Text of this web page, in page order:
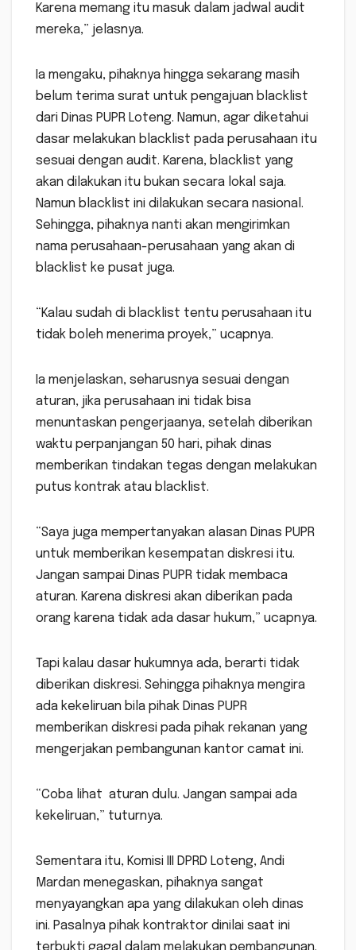
Karena memang itu masuk dalam jadwal audit
mereka,” jelasnya.
Ia mengaku, pihaknya hingga sekarang masih
belum terima surat untuk pengajuan blacklist
dari Dinas PUPR Loteng. Namun, agar diketahui
dasar melakukan blacklist pada perusahaan itu
sesuai dengan audit. Karena, blacklist yang
akan dilakukan itu bukan secara lokal saja.
Namun blacklist ini dilakukan secara nasional.
Sehingga, pihaknya nanti akan mengirimkan
nama perusahaan-perusahaan yang akan di
blacklist ke pusat juga.
“Kalau sudah di blacklist tentu perusahaan itu
tidak boleh menerima proyek,” ucapnya.
Ia menjelaskan, seharusnya sesuai dengan
aturan, jika perusahaan ini tidak bisa
menuntaskan pengerjaanya, setelah diberikan
waktu perpanjangan 50 hari, pihak dinas
memberikan tindakan tegas dengan melakukan
putus kontrak atau blacklist.
“Saya juga mempertanyakan alasan Dinas PUPR
untuk memberikan kesempatan diskresi itu.
Jangan sampai Dinas PUPR tidak membaca
aturan. Karena diskresi akan diberikan pada
orang karena tidak ada dasar hukum,” ucapnya.
Tapi kalau dasar hukumnya ada, berarti tidak
diberikan diskresi. Sehingga pihaknya mengira
ada kekeliruan bila pihak Dinas PUPR
memberikan diskresi pada pihak rekanan yang
mengerjakan pembangunan kantor camat ini.
“Coba lihat aturan dulu. Jangan sampai ada
kekeliruan,” tuturnya.
Sementara itu, Komisi III DPRD Loteng, Andi
Mardan menegaskan, pihaknya sangat
menyayangkan apa yang dilakukan oleh dinas
ini. Pasalnya pihak kontraktor dinilai saat ini
terbukti gagal dalam melakukan pembangunan.